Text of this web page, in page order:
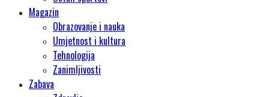
Magazin
Obrazovanje i nauka
Umjetnost i kultura
Tehnologija
Zanimljivosti
Zabava